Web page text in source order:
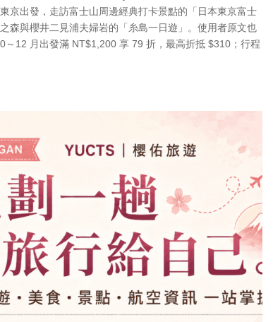
京出發，走訪富士山周邊經典打卡景點的「日本東京富士
森與櫻井二見浦夫婦岩的「糸島一日遊」。使用者原文也
12 月出發滿 NT$1,200 享 79 折，最高折抵 $310；行程